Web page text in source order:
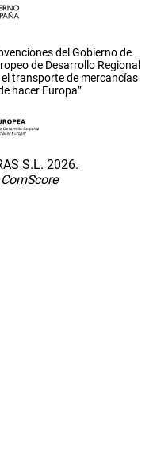
del Gobierno de
de Desarrollo Regional
transporte de mercancías
hacer Europa”
S.L. 2026.
ComScore